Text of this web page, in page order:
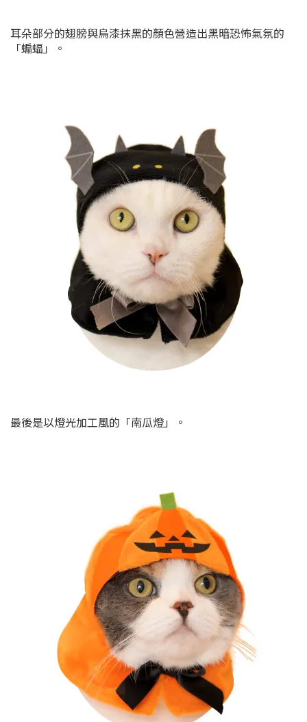
耳朵部分的翅膀與烏漆抹黑的顏色營造出黑暗恐怖氣氛的
「蝙蝠」。
最後是以燈光加工風的「南瓜燈」。